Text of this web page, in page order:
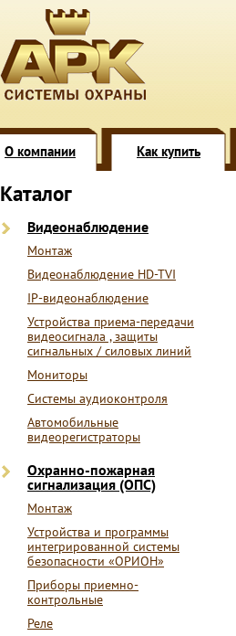
О компании Как купить
Каталог
Видеонаблюдение
Монтаж
Видеонаблюдение HD-TVI
IP-видеонаблюдение
Устройства приема-передачи
видеосигнала , защиты
сигнальных / силовых линий
Мониторы
Системы аудиоконтроля
Автомобильные
видеорегистраторы
Охранно-пожарная
сигнализация (ОПС)
Монтаж
Устройства и программы
интегрированной системы
безопасности «ОРИОН»
Приборы приемно-
контрольные
Реле